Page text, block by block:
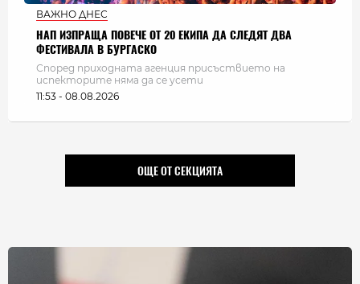
ВАЖНО ДНЕС
НАП ИЗПРАЩА ПОВЕЧЕ ОТ 20 ЕКИПА ДА СЛЕДЯТ ДВА
ФЕСТИВАЛА В БУРГАСКО
Според приходната агенция присъствието на
испекторите няма да се усети
11:53 - 08.08.2026
ОЩЕ ОТ СЕКЦИЯТА